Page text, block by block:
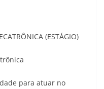
(ESTÁGIO)
para atuar no